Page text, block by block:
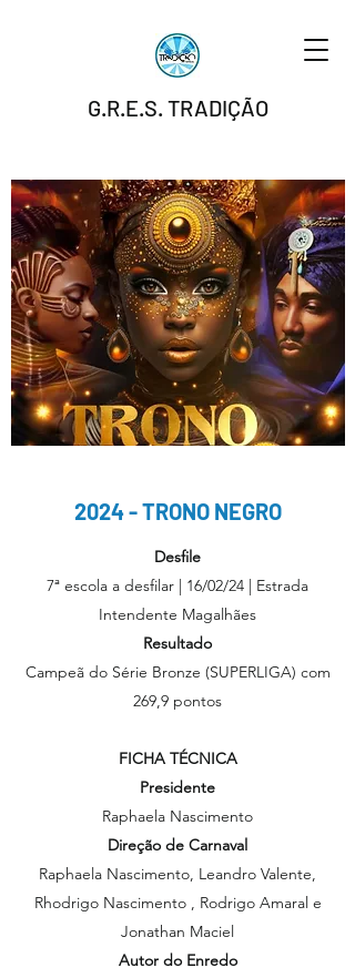
G.R.E.S. TRADIÇÃO
2024 - TRONO NEGRO
Desfile
7ª escola a desfilar | 16/02/24 | Estrada
Intendente Magalhães
Resultado
Campeã do Série Bronze (SUPERLIGA) com
269,9 pontos
FICHA TÉCNICA
Presidente
Raphaela Nascimento
Direção de Carnaval
Raphaela Nascimento, Leandro Valente,
Rhodrigo Nascimento , Rodrigo Amaral e
Jonathan Maciel
Autor do Enredo